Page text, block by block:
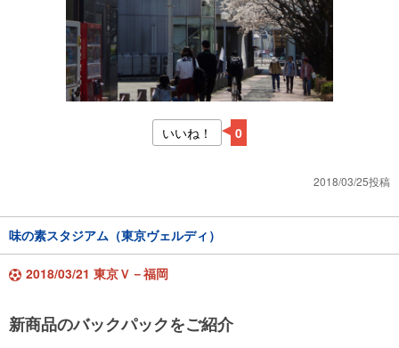
いいね！ 0
2018/03/25投稿
味の素スタジアム（東京ヴェルディ）
2018/03/21 東京Ｖ－福岡
新商品のバックパックをご紹介